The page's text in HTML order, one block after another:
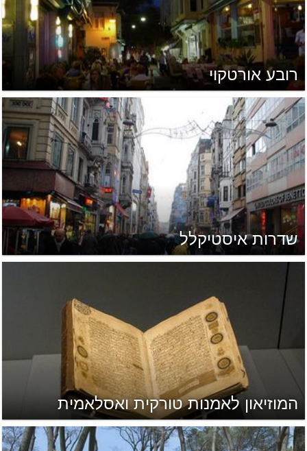
רובע אורטקוי
שדרות איסטיקלל
המוזיאון לאמנות טורקית ואסלאמית